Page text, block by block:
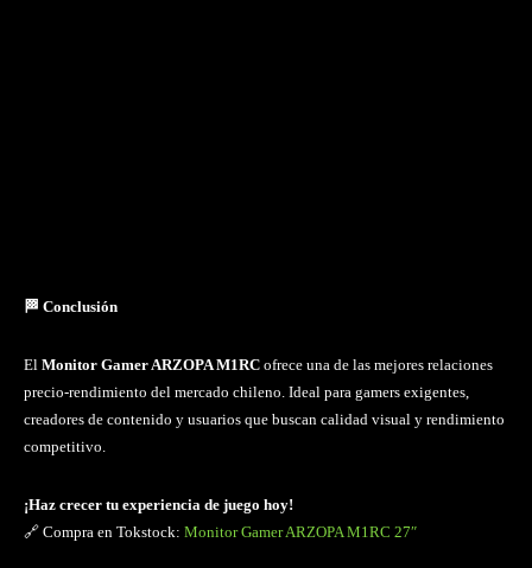
🏁 Conclusión
El Monitor Gamer ARZOPA M1RC ofrece una de las mejores relaciones
precio-rendimiento del mercado chileno. Ideal para gamers exigentes,
creadores de contenido y usuarios que buscan calidad visual y rendimiento
competitivo.
¡Haz crecer tu experiencia de juego hoy!
🔗 Compra en Tokstock: Monitor Gamer ARZOPA M1RC 27″